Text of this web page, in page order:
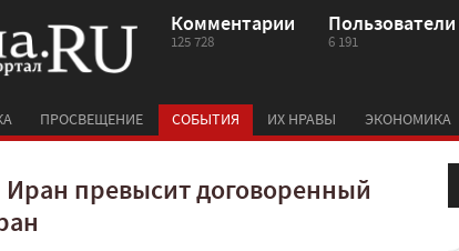
Комментарии
125 728
Пользователи
6 191
ПРОСВЕЩЕНИЕ СОБЫТИЯ ИХ НРАВЫ ЭКОНОМИКА
превысит договоренный